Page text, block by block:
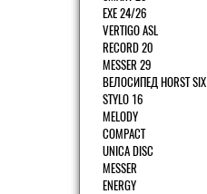
EXE 24/26
VERTIGO ASL
RECORD 20
MESSER 29
ВЕЛОСИПЕД HORST SIX
STYLO 16
MELODY
COMPACT
UNICA DISC
MESSER
ENERGY